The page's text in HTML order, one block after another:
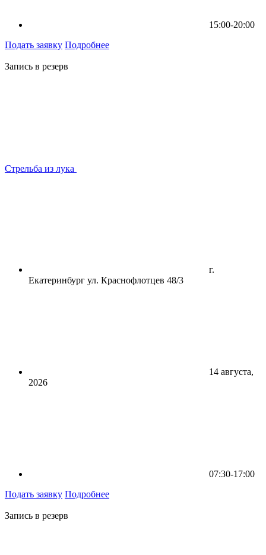
15:00-20:00
Подать заявку Подробнее
Запись в резерв
Стрельба из лука
г.
Екатеринбург ул. Краснофлотцев 48/3
14 августа,
2026
07:30-17:00
Подать заявку Подробнее
Запись в резерв